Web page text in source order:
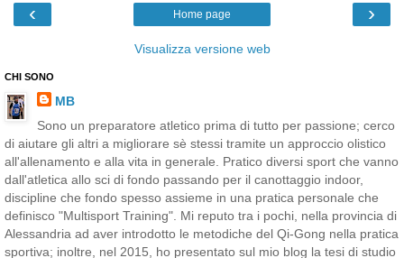
‹ ›
Home page
Visualizza versione web
CHI SONO
MB
Sono un preparatore atletico prima di tutto per passione; cerco
di aiutare gli altri a migliorare sè stessi tramite un approccio olistico
all'allenamento e alla vita in generale. Pratico diversi sport che vanno
dall'atletica allo sci di fondo passando per il canottaggio indoor,
discipline che fondo spesso assieme in una pratica personale che
definisco "Multisport Training". Mi reputo tra i pochi, nella provincia di
Alessandria ad aver introdotto le metodiche del Qi-Gong nella pratica
sportiva; inoltre, nel 2015, ho presentato sul mio blog la tesi di studio